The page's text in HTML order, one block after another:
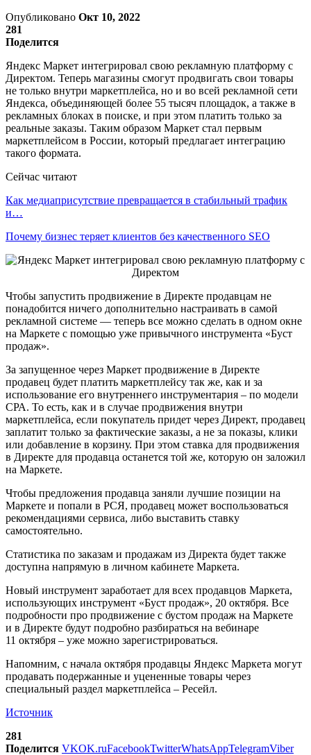
Опубликовано Окт 10, 2022
281
Поделится
Яндекс Маркет интегрировал свою рекламную платформу с
Директом. Теперь магазины смогут продвигать свои товары
не только внутри маркетплейса, но и во всей рекламной сети
Яндекса, объединяющей более 55 тысяч площадок, а также в
рекламных блоках в поиске, и при этом платить только за
реальные заказы. Таким образом Маркет стал первым
маркетплейсом в России, который предлагает интеграцию
такого формата.
Сейчас читают
Как медиаприсутствие превращается в стабильный трафик
и…
Почему бизнес теряет клиентов без качественного SEO
Чтобы запустить продвижение в Директе продавцам не
понадобится ничего дополнительно настраивать в самой
рекламной системе — теперь все можно сделать в одном окне
на Маркете с помощью уже привычного инструмента «Буст
продаж».
За запущенное через Маркет продвижение в Директе
продавец будет платить маркетплейсу так же, как и за
использование его внутреннего инструментария – по модели
СРА. То есть, как и в случае продвижения внутри
маркетплейса, если покупатель придет через Директ, продавец
заплатит только за фактические заказы, а не за показы, клики
или добавление в корзину. При этом ставка для продвижения
в Директе для продавца останется той же, которую он заложил
на Маркете.
Чтобы предложения продавца заняли лучшие позиции на
Маркете и попали в РСЯ, продавец может воспользоваться
рекомендациями сервиса, либо выставить ставку
самостоятельно.
Статистика по заказам и продажам из Директа будет также
доступна напрямую в личном кабинете Маркета.
Новый инструмент заработает для всех продавцов Маркета,
использующих инструмент «Буст продаж», 20 октября. Все
подробности про продвижение с бустом продаж на Маркете
и в Директе будут подробно разбираться на вебинаре
11 октября – уже можно зарегистрироваться.
Напомним, с начала октября продавцы Яндекс Маркета могут
продавать подержанные и уцененные товары через
специальный раздел маркетплейса – Ресейл.
Источник
281
Поделится VKOK.ruFacebookTwitterWhatsAppTelegramViber